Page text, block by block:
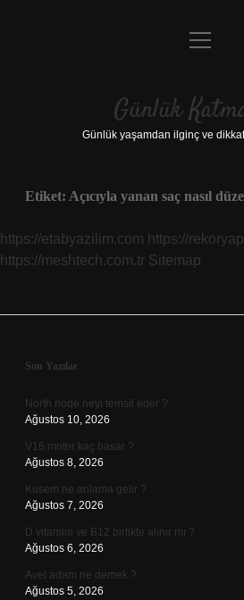
Anasayfa
Yasal Uyarı
menüyü
Günlük
Günlük yaşamdan ilginç ve
Etiket: Açıcıyla yanan saç nasıl
https://etabyazilim.com https://
https://meshtech.com.tr Sitemap
Sidebar
Son Yazılar
North node neyi temsil eder ?
Ağustos 10, 2026
V16 motor kaç basar ?
Ağustos 8, 2026
Kusem ne anlama gelir ?
Ağustos 7, 2026
D vitamini ve B12 birlikte alınır mı ?
Ağustos 6, 2026
Avel adam ne demek ?
Ağustos 5, 2026